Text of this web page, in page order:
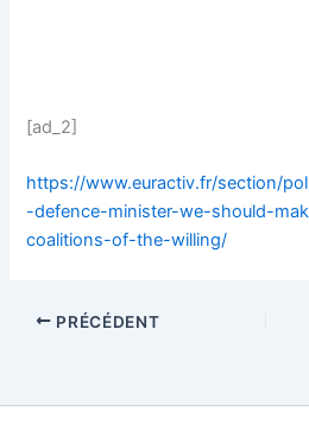
[ad_2]
https://www.euractiv.fr/section/
-defence-minister-we-should-
coalitions-of-the-willing/
PRÉCÉDENT